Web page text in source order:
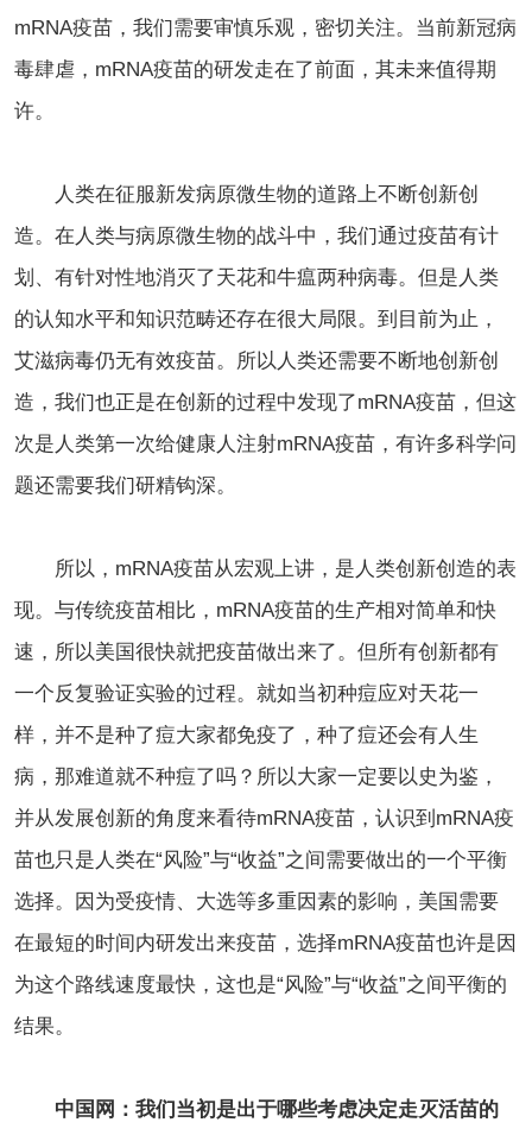
mRNA疫苗，我们需要审慎乐观，密切关注。当前新冠病
毒肆虐，mRNA疫苗的研发走在了前面，其未来值得期
许。
人类在征服新发病原微生物的道路上不断创新创
造。在人类与病原微生物的战斗中，我们通过疫苗有计
划、有针对性地消灭了天花和牛瘟两种病毒。但是人类
的认知水平和知识范畴还存在很大局限。到目前为止，
艾滋病毒仍无有效疫苗。所以人类还需要不断地创新创
造，我们也正是在创新的过程中发现了mRNA疫苗，但这
次是人类第一次给健康人注射mRNA疫苗，有许多科学问
题还需要我们研精钩深。
所以，mRNA疫苗从宏观上讲，是人类创新创造的表
现。与传统疫苗相比，mRNA疫苗的生产相对简单和快
速，所以美国很快就把疫苗做出来了。但所有创新都有
一个反复验证实验的过程。就如当初种痘应对天花一
样，并不是种了痘大家都免疫了，种了痘还会有人生
病，那难道就不种痘了吗？所以大家一定要以史为鉴，
并从发展创新的角度来看待mRNA疫苗，认识到mRNA疫
苗也只是人类在“风险”与“收益”之间需要做出的一个平衡
选择。因为受疫情、大选等多重因素的影响，美国需要
在最短的时间内研发出来疫苗，选择mRNA疫苗也许是因
为这个路线速度最快，这也是“风险”与“收益”之间平衡的
结果。
中国网：我们当初是出于哪些考虑决定走灭活苗的